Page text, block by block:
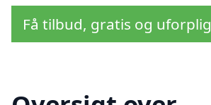
Få tilbud, gratis og